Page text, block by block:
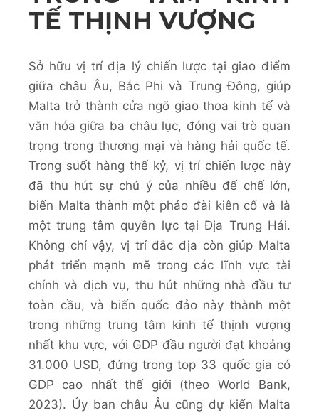
TẾ THỊNH VƯỢNG
Sở hữu vị trí địa lý chiến lược tại giao điểm
giữa châu Âu, Bắc Phi và Trung Đông, giúp
Malta trở thành cửa ngõ giao thoa kinh tế và
văn hóa giữa ba châu lục, đóng vai trò quan
trọng trong thương mại và hàng hải quốc tế.
Trong suốt hàng thế kỷ, vị trí chiến lược này
đã thu hút sự chú ý của nhiều đế chế lớn,
biến Malta thành một pháo đài kiên cố và là
một trung tâm quyền lực tại Địa Trung Hải.
Không chỉ vậy, vị trí đắc địa còn giúp Malta
phát triển mạnh mẽ trong các lĩnh vực tài
chính và dịch vụ, thu hút những nhà đầu tư
toàn cầu, và biến quốc đảo này thành một
trong những trung tâm kinh tế thịnh vượng
nhất khu vực, với GDP đầu người đạt khoảng
31.000 USD, đứng trong top 33 quốc gia có
GDP cao nhất thế giới (theo World Bank,
2023). Ủy ban châu Âu cũng dự kiến Malta